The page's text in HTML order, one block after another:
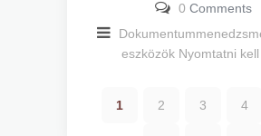
0 Comments
eszközök Nyomtatni
1 2 3 4